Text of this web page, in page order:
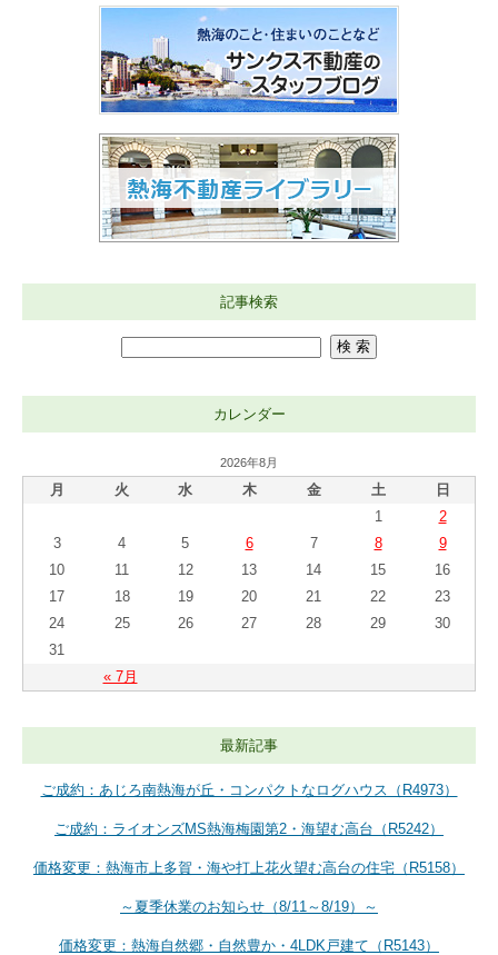
記事検索
カレンダー
2026年8月
月 火 水 木 金 土 日
« 7月
1
2
3
4 5 6 7 8
9
10
11 12 13 14 15
16
17
18 19 20 21 22
23
24
25 26 27 28 29
30
31
最新記事
ご成約：あじろ南熱海が丘・コンパクトなログハウス（R4973）
ご成約：ライオンズMS熱海梅園第2・海望む高台（R5242）
価格変更：熱海市上多賀・海や打上花火望む高台の住宅（R5158）
～夏季休業のお知らせ（8/11～8/19）～
価格変更：熱海自然郷・自然豊か・4LDK戸建て（R5143）